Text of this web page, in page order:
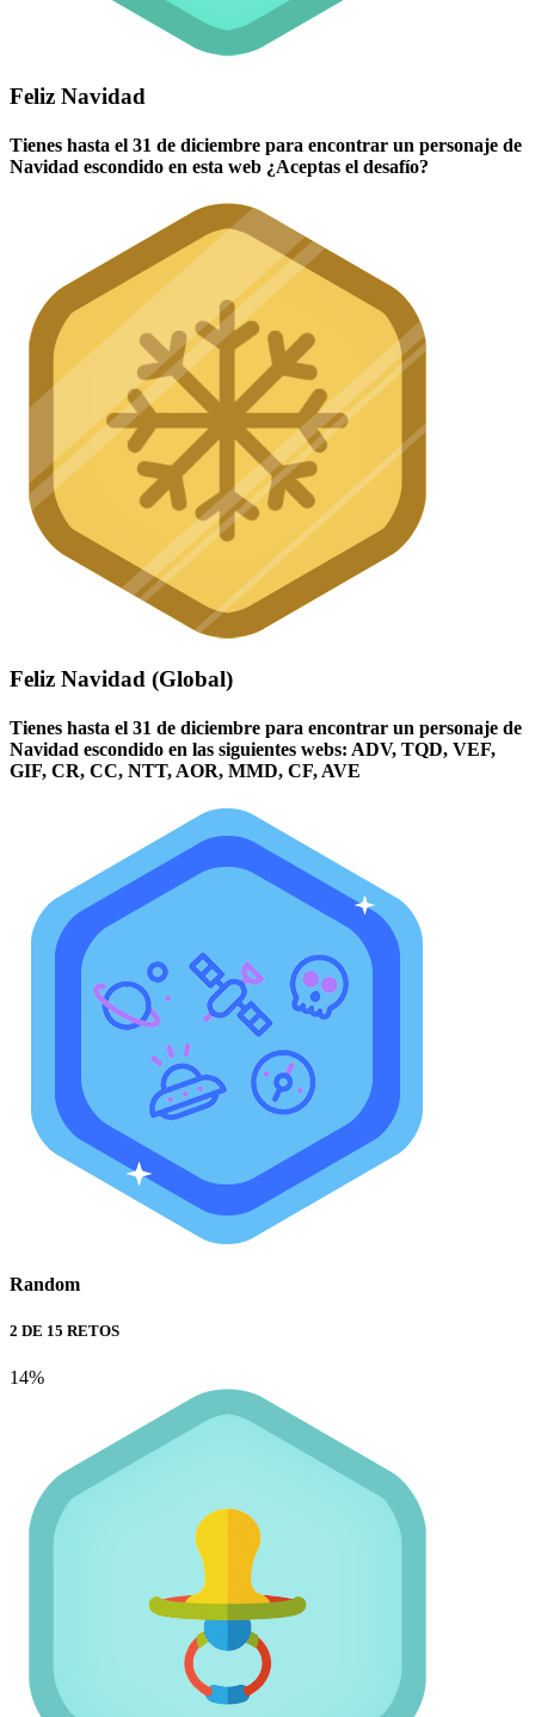
Feliz Navidad
Tienes hasta el 31 de diciembre para encontrar un personaje de
Navidad escondido en esta web ¿Aceptas el desafío?
Feliz Navidad (Global)
Tienes hasta el 31 de diciembre para encontrar un personaje de
Navidad escondido en las siguientes webs: ADV, TQD, VEF,
GIF, CR, CC, NTT, AOR, MMD, CF, AVE
Random
2 DE 15 RETOS
14%